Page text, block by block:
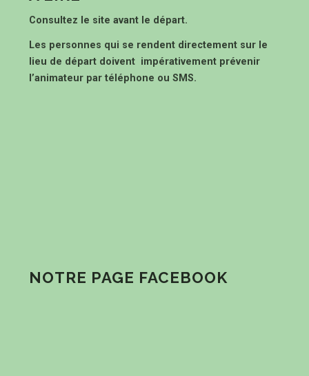
Consultez le site avant le départ.
Les personnes qui se rendent directement sur le
lieu de départ doivent impérativement prévenir
l’animateur par téléphone ou SMS.
NOTRE PAGE FACEBOOK